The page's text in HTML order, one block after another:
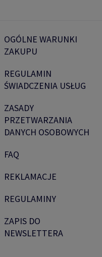
OGÓLNE WARUNKI
ZAKUPU
REGULAMIN
ŚWIADCZENIA USŁUG
ZASADY
PRZETWARZANIA
DANYCH OSOBOWYCH
FAQ
REKLAMACJE
REGULAMINY
ZAPIS DO
NEWSLETTERA